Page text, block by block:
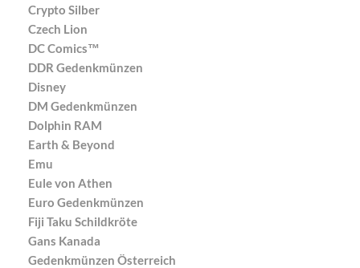
Crypto Silber
Czech Lion
DC Comics™
DDR Gedenkmünzen
Disney
DM Gedenkmünzen
Dolphin RAM
Earth & Beyond
Emu
Eule von Athen
Euro Gedenkmünzen
Fiji Taku Schildkröte
Gans Kanada
Gedenkmünzen Österreich